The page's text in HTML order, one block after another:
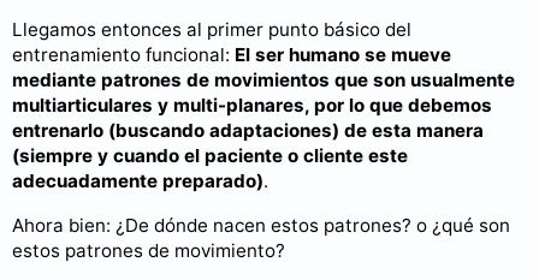
Llegamos entonces al primer punto básico del
entrenamiento funcional: El ser humano se mueve
mediante patrones de movimientos que son usualmente
multiarticulares y multi-planares, por lo que debemos
entrenarlo (buscando adaptaciones) de esta manera
(siempre y cuando el paciente o cliente este
adecuadamente preparado).
Ahora bien: ¿De dónde nacen estos patrones? o ¿qué son
estos patrones de movimiento?